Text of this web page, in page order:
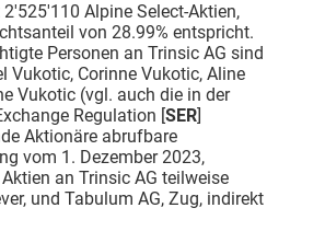
Alpine Select-Aktien,
von 28.99% entspricht.
Personen an Trinsic AG sind
Vukotic, Corinne Vukotic, Aline
Vukotic (vgl. auch die in der
Regulation [SER]
Aktionäre abrufbare
vom 1. Dezember 2023,
an Trinsic AG teilweise
und Tabulum AG, Zug, indirekt